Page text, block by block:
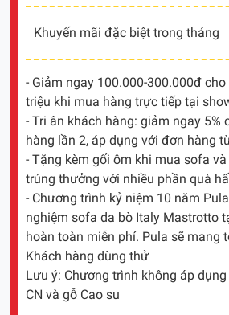
Khuyến mãi đặc biệt trong tháng
- Giảm ngay 100.000-300.000đ
triệu khi mua hàng trực tiếp tại
- Tri ân khách hàng: giảm ngay 5%
hàng lần 2, áp dụng với đơn hàng
- Tặng kèm gối ôm khi mua sofa
trúng thưởng với nhiều phần quà
- Chương trình kỷ niệm 10 năm
nghiệm sofa da bò Italy Mastrotto
hoàn toàn miễn phí. Pula sẽ mang
Khách hàng dùng thử
Lưu ý: Chương trình không áp
CN và gỗ Cao su